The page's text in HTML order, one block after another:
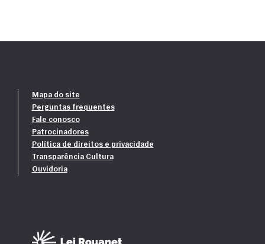
Mapa do site
Perguntas frequentes
Fale conosco
Patrocinadores
Política de direitos e privacidade
Transparência Cultura
Ouvidoria